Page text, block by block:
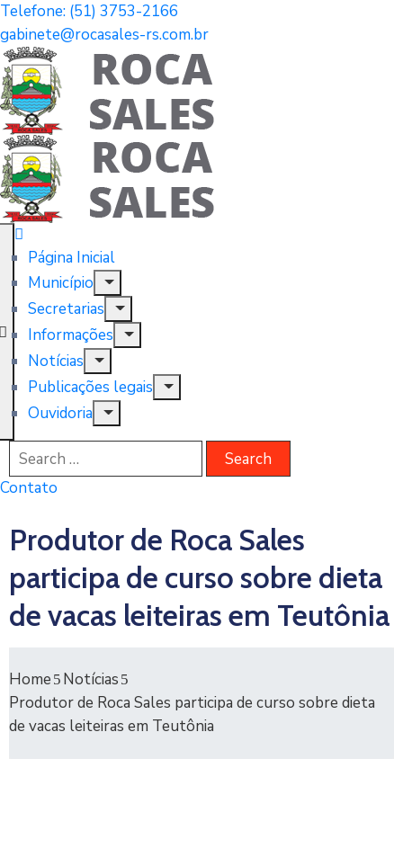
Telefone: (51) 3753-2166
gabinete@rocasales-rs.com.br
Página Inicial
Município
Secretarias
Informações
Notícias
Publicações legais
Ouvidoria
Contato
Produtor de Roca Sales
participa de curso sobre dieta
de vacas leiteiras em Teutônia
Home
Notícias
Produtor de Roca Sales participa de curso sobre dieta
de vacas leiteiras em Teutônia